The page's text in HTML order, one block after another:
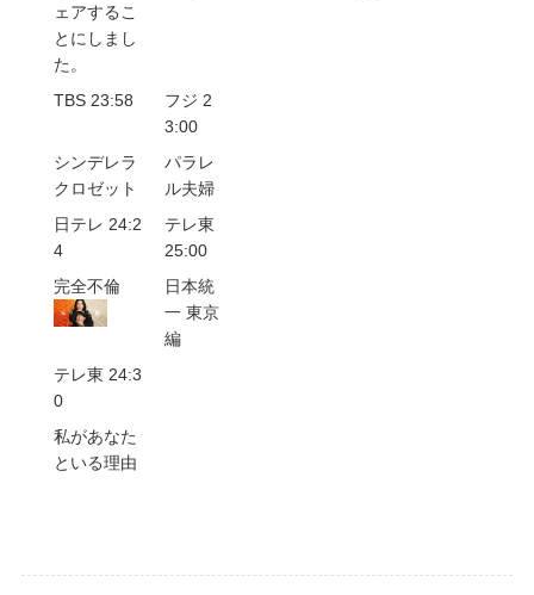
ェアするこ
とにしまし
た。
TBS 23:58
フジ 2
3:00
シンデレラ
クロゼット
パラレ
ル夫婦
日テレ 24:2
4
テレ東
25:00
完全不倫
日本統
一 東京
編
テレ東 24:3
0
私があなた
といる理由